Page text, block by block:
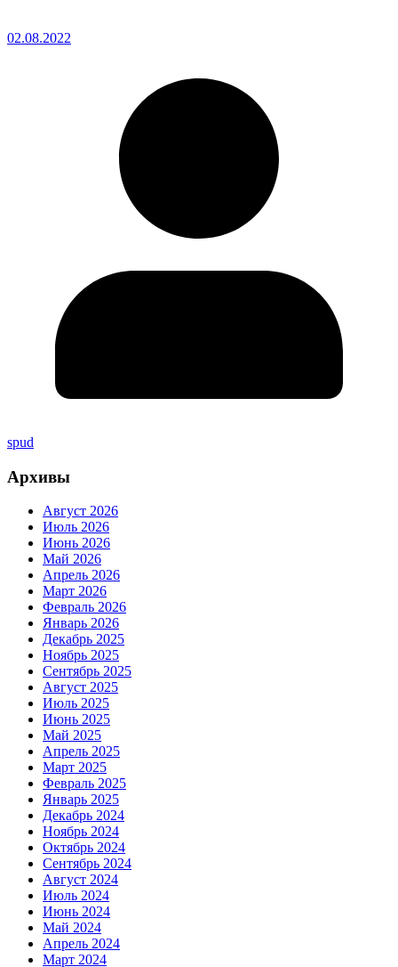
02.08.2022
spud
Архивы
Август 2026
Июль 2026
Июнь 2026
Май 2026
Апрель 2026
Март 2026
Февраль 2026
Январь 2026
Декабрь 2025
Ноябрь 2025
Сентябрь 2025
Август 2025
Июль 2025
Июнь 2025
Май 2025
Апрель 2025
Март 2025
Февраль 2025
Январь 2025
Декабрь 2024
Ноябрь 2024
Октябрь 2024
Сентябрь 2024
Август 2024
Июль 2024
Июнь 2024
Май 2024
Апрель 2024
Март 2024